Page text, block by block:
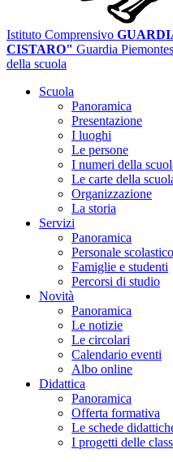
Istituto Comprensivo
CISTARO" Guardia
della scuola
Scuola
Panoramica
Presentazione
I luoghi
Le persone
I numeri della
Le carte della
Organizzazione
La storia
Servizi
Panoramica
Personale scolastico
Famiglie e studenti
Percorsi di studio
Novità
Panoramica
Le notizie
Le circolari
Calendario eventi
Albo online
Didattica
Panoramica
Offerta formativa
Le schede
I progetti delle